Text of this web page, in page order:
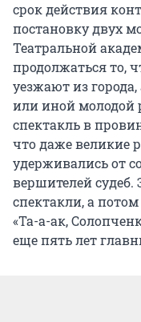
срок действия
постановку двух
Театральной
продолжаться то,
уезжают из
или иной молодой
спектакль в
что даже великие
удерживались от
вершителей судеб.
спектакли, а
«Та-а-ак,
еще пять лет